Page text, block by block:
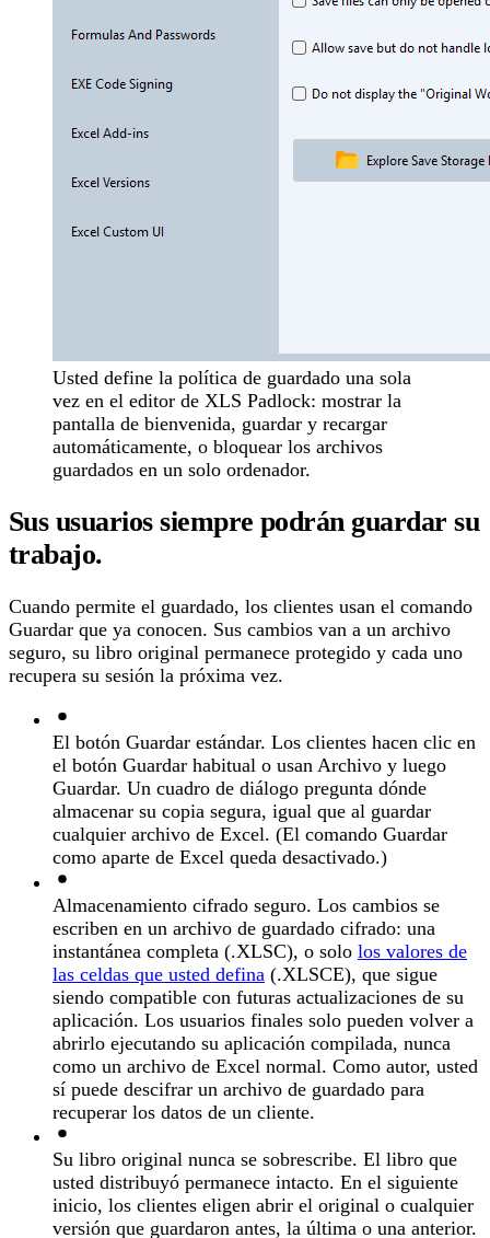
Usted define la política de guardado una sola
vez en el editor de XLS Padlock: mostrar la
pantalla de bienvenida, guardar y recargar
automáticamente, o bloquear los archivos
guardados en un solo ordenador.
Sus usuarios siempre podrán guardar su
trabajo.
Cuando permite el guardado, los clientes usan el comando
Guardar que ya conocen. Sus cambios van a un archivo
seguro, su libro original permanece protegido y cada uno
recupera su sesión la próxima vez.
El botón Guardar estándar. Los clientes hacen clic en
el botón Guardar habitual o usan Archivo y luego
Guardar. Un cuadro de diálogo pregunta dónde
almacenar su copia segura, igual que al guardar
cualquier archivo de Excel. (El comando Guardar
como aparte de Excel queda desactivado.)
Almacenamiento cifrado seguro. Los cambios se
escriben en un archivo de guardado cifrado: una
instantánea completa (.XLSC), o solo los valores de
las celdas que usted defina (.XLSCE), que sigue
siendo compatible con futuras actualizaciones de su
aplicación. Los usuarios finales solo pueden volver a
abrirlo ejecutando su aplicación compilada, nunca
como un archivo de Excel normal. Como autor, usted
sí puede descifrar un archivo de guardado para
recuperar los datos de un cliente.
Su libro original nunca se sobrescribe. El libro que
usted distribuyó permanece intacto. En el siguiente
inicio, los clientes eligen abrir el original o cualquier
versión que guardaron antes, la última o una anterior.